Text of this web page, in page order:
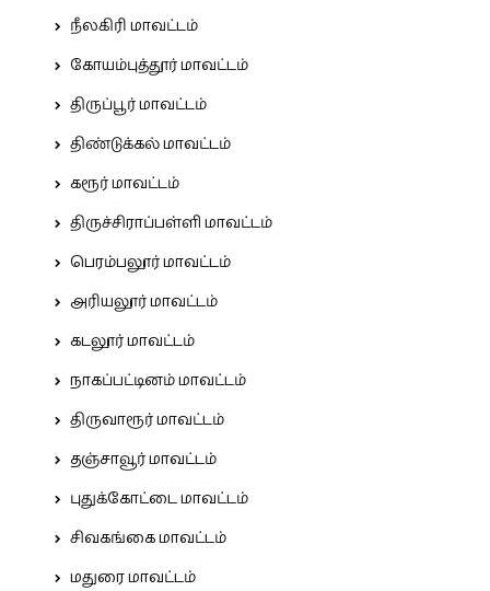
நீலகிரி மாவட்டம்
கோயம்புத்தூர் மாவட்டம்
திருப்பூர் மாவட்டம்
திண்டுக்கல் மாவட்டம்
கரூர் மாவட்டம்
திருச்சிராப்பள்ளி மாவட்டம்
பெரம்பலூர் மாவட்டம்
அரியலூர் மாவட்டம்
கடலூர் மாவட்டம்
நாகப்பட்டினம் மாவட்டம்
திருவாரூர் மாவட்டம்
தஞ்சாவூர் மாவட்டம்
புதுக்கோட்டை மாவட்டம்
சிவகங்கை மாவட்டம்
மதுரை மாவட்டம்